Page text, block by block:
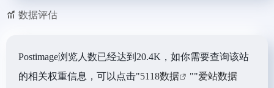
数据评估
Postimage浏览人数已经达到20.4K，如你需要查询该站
的相关权重信息，可以点击"5118数据 ""爱站数据